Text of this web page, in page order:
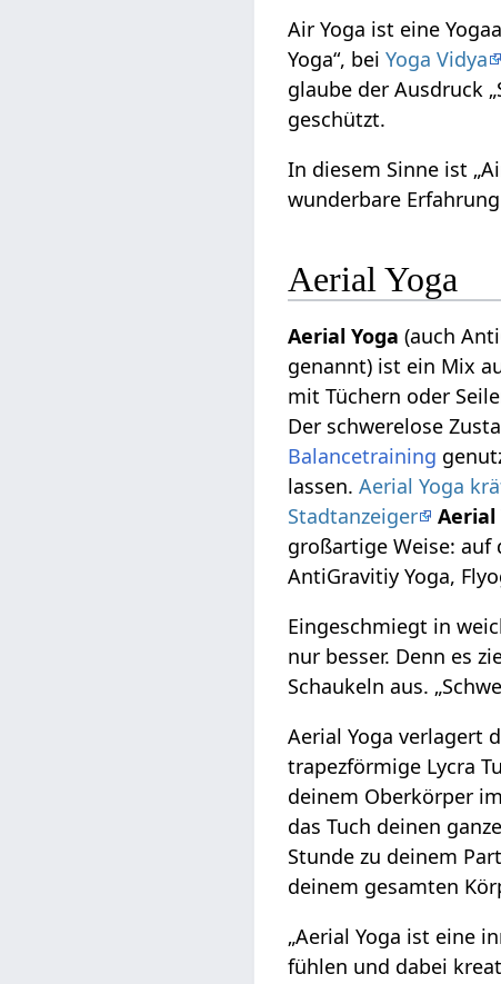
Air Yoga ist eine
Yoga“, beiYoga Vidya
glaube der Ausdruck
geschützt.
In diesem Sinne ist
wunderbare
Aerial Yoga
Aerial Yoga (auch
genannt) ist ein Mix
mit Tüchern oder
Der schwerelose
Balancetraining
lassen.Aerial Yoga
Stadtanzeiger
Aerial
großartige Weise:
AntiGravitiy Yoga,
Eingeschmiegt in
nur besser. Denn es
Schaukeln aus.
Aerial Yoga verlagert
trapezförmige Lycra
deinem Oberkörper
das Tuch deinen
Stunde zu deinem
deinem gesamten
„Aerial Yoga ist eine
fühlen und dabei